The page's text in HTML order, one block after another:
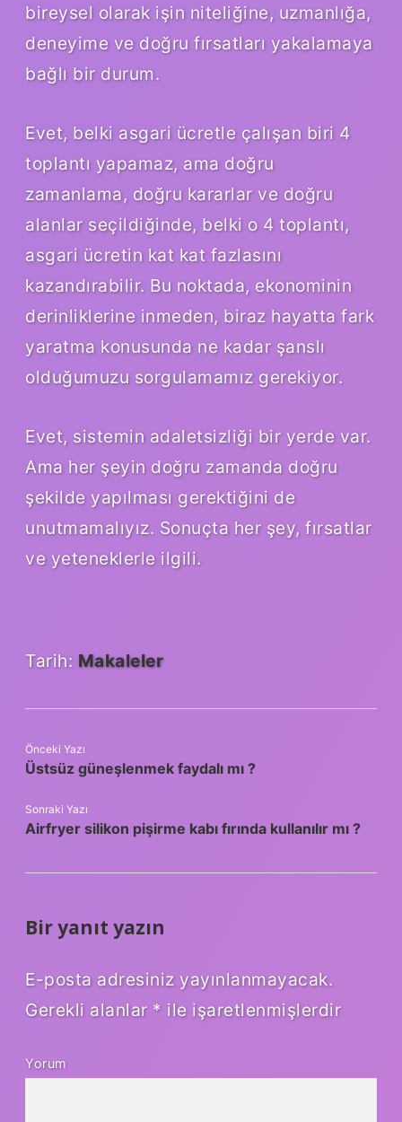
bireysel olarak işin niteliğine, uzmanlığa,
deneyime ve doğru fırsatları yakalamaya
bağlı bir durum.
Evet, belki asgari ücretle çalışan biri 4
toplantı yapamaz, ama doğru
zamanlama, doğru kararlar ve doğru
alanlar seçildiğinde, belki o 4 toplantı,
asgari ücretin kat kat fazlasını
kazandırabilir. Bu noktada, ekonominin
derinliklerine inmeden, biraz hayatta fark
yaratma konusunda ne kadar şanslı
olduğumuzu sorgulamamız gerekiyor.
Evet, sistemin adaletsizliği bir yerde var.
Ama her şeyin doğru zamanda doğru
şekilde yapılması gerektiğini de
unutmamalıyız. Sonuçta her şey, fırsatlar
ve yeteneklerle ilgili.
Tarih: Makaleler
Önceki Yazı
Üstsüz güneşlenmek faydalı mı ?
Sonraki Yazı
Airfryer silikon pişirme kabı fırında kullanılır mı ?
Bir yanıt yazın
E-posta adresiniz yayınlanmayacak.
Gerekli alanlar * ile işaretlenmişlerdir
Yorum